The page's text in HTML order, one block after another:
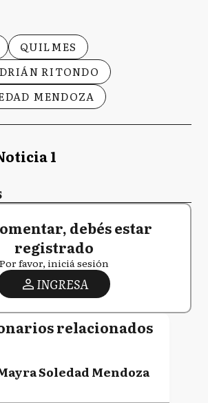
QUILMES
RITONDO
MENDOZA
1
debés estar
registrado
Por favor, iniciá sesión
INGRESA
relacionados
Soledad Mendoza